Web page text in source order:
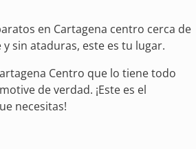
en Cartagena centro cerca de
sin ataduras, este es tu lugar.
Centro que lo tiene todo
de verdad. ¡Este es el
necesitas!